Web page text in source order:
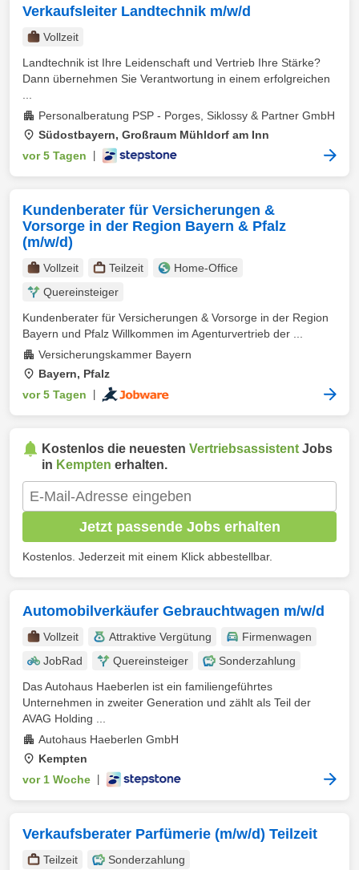
Verkaufsleiter Landtechnik m/w/d
Vollzeit
Landtechnik ist Ihre Leidenschaft und Vertrieb Ihre Stärke?
Dann übernehmen Sie Verantwortung in einem erfolgreichen
Personalberatung PSP - Porges, Siklossy & Partner GmbH
Südostbayern, Großraum Mühldorf am Inn
vor 5 Tagen
Kundenberater für Versicherungen &
Vorsorge in der Region Bayern & Pfalz
(m/w/d)
Vollzeit Teilzeit
Home-Office
Quereinsteiger
Kundenberater für Versicherungen & Vorsorge in der Region
Bayern und Pfalz Willkommen im Agenturvertrieb der ...
Versicherungskammer Bayern
Bayern, Pfalz
vor 5 Tagen
Kostenlos die neuesten Vertriebsassistent Jobs
in Kempten erhalten.
Jetzt passende Jobs erhalten
Kostenlos. Jederzeit mit einem Klick abbestellbar.
Automobilverkäufer Gebrauchtwagen m/w/d
Vollzeit Attraktive Vergütung
Firmenwagen
JobRad
Quereinsteiger
Sonderzahlung
Das Autohaus Haeberlen ist ein familiengeführtes
Unternehmen in zweiter Generation und zählt als Teil der
AVAG Holding ...
Autohaus Haeberlen GmbH
Kempten
vor 1 Woche
Verkaufsberater Parfümerie (m/w/d) Teilzeit
Teilzeit Sonderzahlung